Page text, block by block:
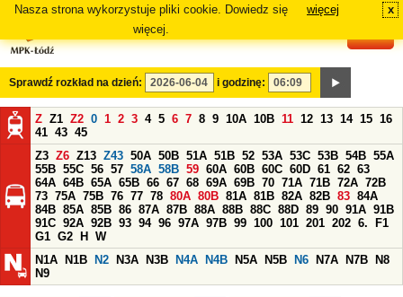
Nasza strona wykorzystuje pliki cookie. Dowiedz się
więcej.
więcej x
Sprawdź rozkład na dzień: i godzinę:
Z Z1 Z2 0 1 2 3 4 5 6 7 8 9 10A 10B 11 12 13 14 15 16
41 43 45
Z3 Z6 Z13 Z43 50A 50B 51A 51B 52 53A 53C 53B 54B 55A
55B 55C 56 57 58A 58B 59 60A 60B 60C 60D 61 62 63
64A 64B 65A 65B 66 67 68 69A 69B 70 71A 71B 72A 72B
73 75A 75B 76 77 78 80A 80B 81A 81B 82A 82B 83 84A
84B 85A 85B 86 87A 87B 88A 88B 88C 88D 89 90 91A 91B
91C 92A 92B 93 94 96 97A 97B 99 100 101 201 202 6.
F1
G1 G2 H
W
N1A
N1B N2 N3A N3B N4A N4B N5A N5B N6 N7A N7B
N8
N9